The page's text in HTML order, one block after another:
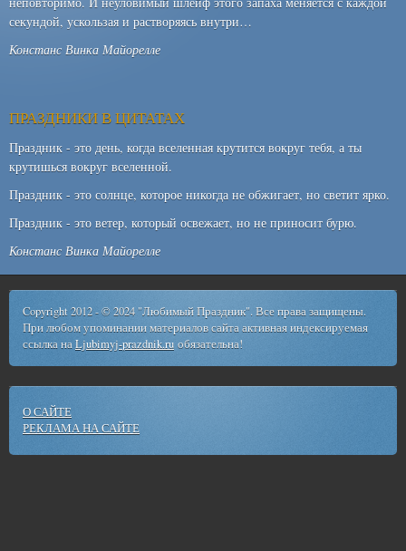
секундой, ускользая и растворяясь внутри…
Констанс Винка Майорелле
ПРАЗДНИКИ В ЦИТАТАХ
Праздник - это день, когда вселенная крутится вокруг тебя, а ты
крутишься вокруг вселенной.
Праздник - это солнце, которое никогда не обжигает, но светит ярко.
Праздник - это ветер, который освежает, но не приносит бурю.
Констанс Винка Майорелле
Copyright 2012 - © 2024 "Любимый Праздник". Все права защищены.
При любом упоминании материалов сайта активная индексируемая
ссылка наLjubimyj-prazdnik.ru обязательна!
О САЙТЕ
РЕКЛАМА НА САЙТЕ